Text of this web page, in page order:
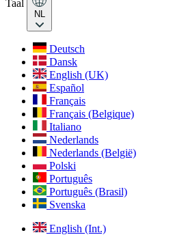
Taal
NL
Deutsch
Dansk
English (UK)
Español
Français
Français (Belgique)
Italiano
Nederlands
Nederlands (België)
Polski
Português
Português (Brasil)
Svenska
English (Int.)